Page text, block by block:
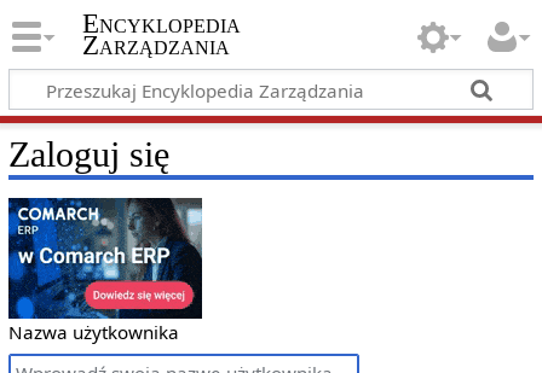
Encyklopedia
Zarządzania
Zaloguj się
Nazwa użytkownika